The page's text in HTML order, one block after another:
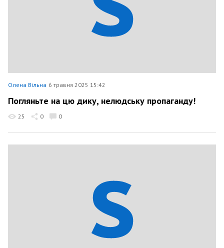
Олена Вільна 6 травня 2025 15:42
Погляньте на цю дику, нелюдську пропаганду!
25 0 0